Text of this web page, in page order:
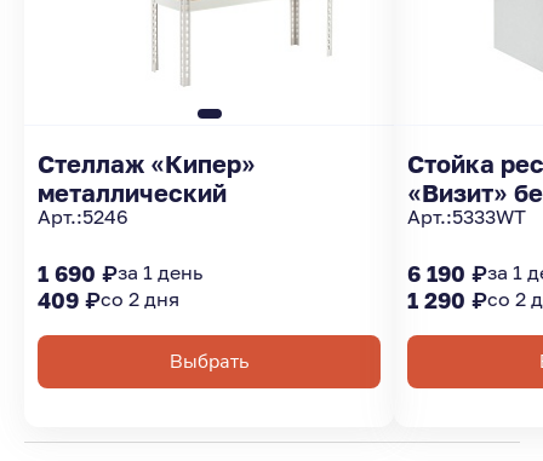
Стеллаж «Кипер»
металлический
Арт.:5246
1 690 ₽за 1 день
409 ₽со 2 дня
Выбрать
Стойка
«Визит»
Арт.:5333WT
6 190 ₽за 1
1 290 ₽со 2